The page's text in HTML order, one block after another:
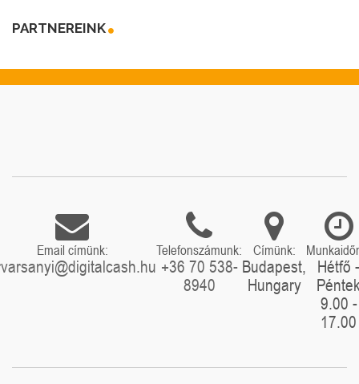
PARTNEREINK
Email címünk: Telefonszámunk:
+36 70 538-
8940
Címünk:
Budapest,
Hungary
Hétfő -
9.00 -
17.00